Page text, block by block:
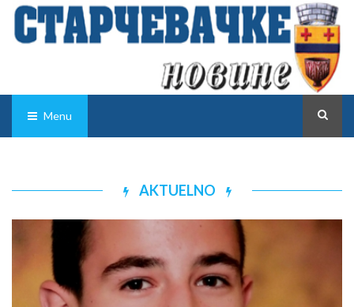
Menu
AKTUELNO